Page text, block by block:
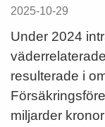
2025-10-29
Under 2024
resulterade i
miljarder